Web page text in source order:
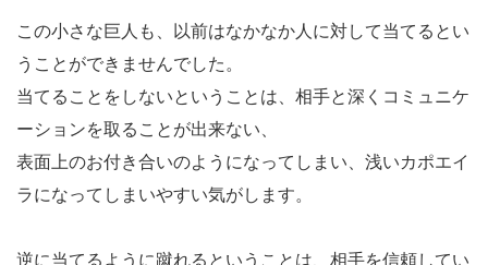
この小さな巨人も、以前はなかなか人に対して当てるとい
うことができませんでした。
当てることをしないということは、相手と深くコミュニケ
ーションを取ることが出来ない、
表面上のお付き合いのようになってしまい、浅いカポエイ
ラになってしまいやすい気がします。
逆に当てるように蹴れるということは、相手を信頼してい